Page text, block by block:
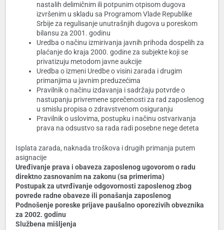
nastalih delimičnim ili potpunim otpisom dugova
izvršenim u skladu sa Programom Vlade Republike
Srbije za regulisanje unutrašnjih dugova u poreskom
bilansu za 2001. godinu
Uredba o načinu izmirivanja javnih prihoda dospelih za
plaćanje do kraja 2000. godine za subjekte koji se
privatizuju metodom javne aukcije
Uredba o izmeni Uredbe o visini zarada i drugim
primanjima u javnim preduzećima
Pravilnik o načinu izdavanja i sadržaju potvrde o
nastupanju privremene sprečenosti za rad zaposlenog
u smislu propisa o zdravstvenom osiguranju
Pravilnik o uslovima, postupku i načinu ostvarivanja
prava na odsustvo sa rada radi posebne nege deteta
Isplata zarada, naknada troškova i drugih primanja putem
asignacije
Uređivanje prava i obaveza zaposlenog ugovorom o radu
direktno zasnovanim na zakonu (sa primerima)
Postupak za utvrđivanje odgovornosti zaposlenog zbog
povrede radne obaveze ili ponašanja zaposlenog
Podnošenje poreske prijave paušalno oporezivih obveznika
za 2002. godinu
Službena mišljenja